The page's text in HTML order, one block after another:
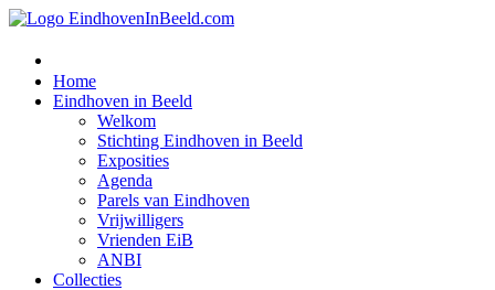
Home
Eindhoven in Beeld
Welkom
Stichting Eindhoven in Beeld
Exposities
Agenda
Parels van Eindhoven
Vrijwilligers
Vrienden EiB
ANBI
Collecties